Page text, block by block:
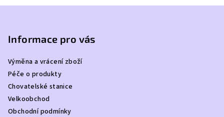
Informace pro vás
Výměna a vrácení zboží
Péče o produkty
Chovatelské stanice
Velkoobchod
Obchodní podmínky